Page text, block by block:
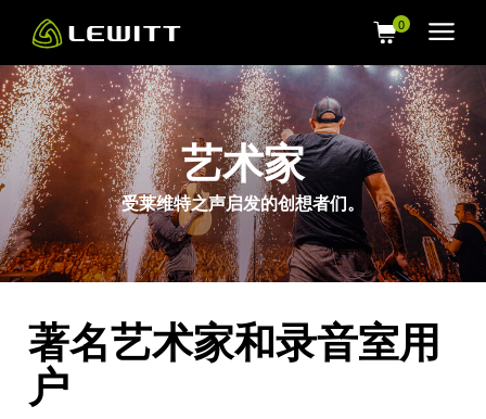
main
content
艺术家
受莱维特之声启发的创想者们。
著名艺术家和录音室用
户